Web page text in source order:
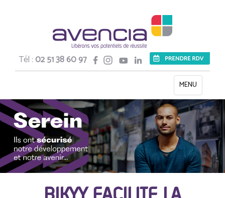
Tél :02 51 38 60 97
Toggle
navigation
MENU